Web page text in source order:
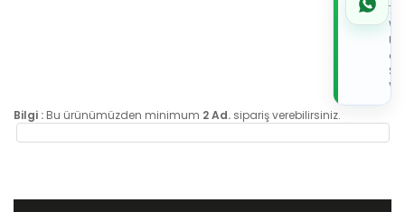
de
Bilgi : Bu ürünümüzden minimum 2 Ad. sipariş verebilirsiniz.